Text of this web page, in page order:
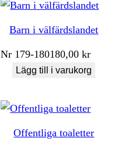
Barn i välfärdslandet
Nr 179-180180,00kr
Lägg till i varukorg
Offentliga toaletter